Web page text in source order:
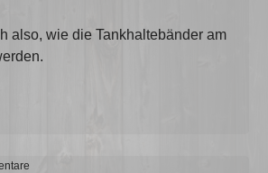
also, wie die Tankhaltebänder am